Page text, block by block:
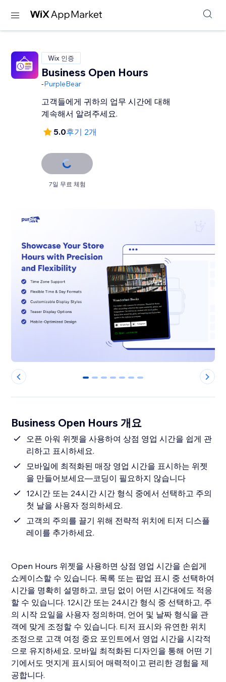
Wix 인증
Business Open Hours
-PurpleBear
고객들에게 귀하의 업무 시간에 대해
계속해서 알려주세요.
5.0후기 2개
7일 무료 체험
0 1 2 3 4 5 6
Business Open Hours 개요
오픈 아워 위젯을 사용하여 상점 영업 시간을 쉽게 관
리하고 표시하세요.
모바일에 최적화된 매장 영업 시간을 표시하는 위젯
을 만들어보세요—코딩이 필요하지 않습니다
12시간 또는 24시간 시간 형식 중에서 선택하고 주의
첫 날을 사용자 정의하세요.
고객의 주의를 끌기 위해 전략적 위치에 티저 디스플
레이를 추가하세요.
Open Hours 위젯을 사용하면 상점 영업 시간을 손쉽게
쇼케이스할 수 있습니다. 목록 또는 팝업 표시 중 선택하여
시간을 명확히 설명하고, 코딩 없이 어떤 시간대에도 적응
할 수 있습니다. 12시간 또는 24시간 형식 중 선택하고, 주
의 시작 요일을 사용자 정의하며, 언어 및 날짜 형식을 관
객에 맞게 조정할 수 있습니다. 티저 표시와 유연한 위치
조정으로 고객 여정 중요 포인트에서 영업 시간을 시각적
으로 유지하세요. 모바일 최적화된 디자인을 통해 어떤 기
기에서도 멋지게 표시되어 매력적이고 편리한 경험을 제
공합니다.